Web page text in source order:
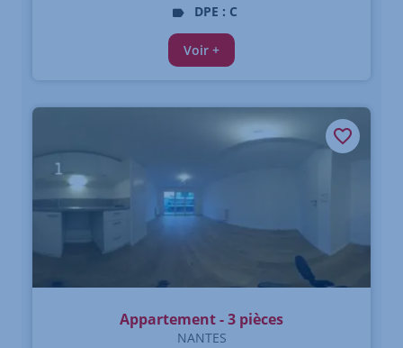
DPE : C
Voir +
Appartement - 3 pièces
NANTES